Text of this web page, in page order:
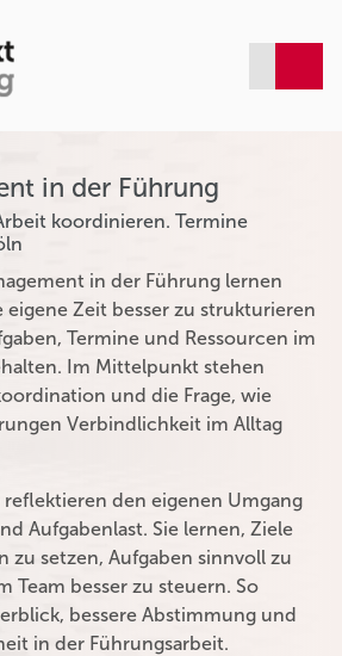
in der Führung
koordinieren. Termine
in der Führung lernen
eigene Zeit besser zu strukturieren
Termine und Ressourcen im
Im Mittelpunkt stehen
und die Frage, wie
Verbindlichkeit im Alltag
den eigenen Umgang
Aufgabenlast. Sie lernen, Ziele
zu setzen, Aufgaben sinnvoll zu
Team besser zu steuern. So
bessere Abstimmung und
in der Führungsarbeit.